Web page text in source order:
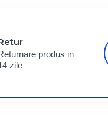
produs in
zile